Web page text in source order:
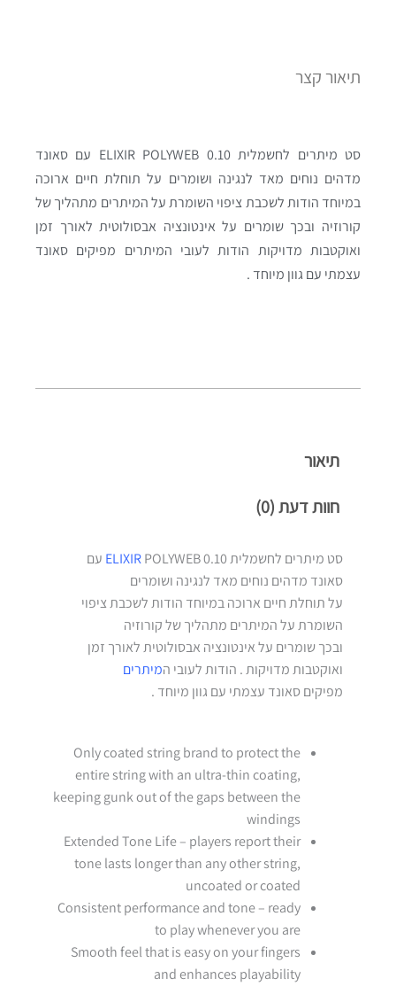
תיאור קצר
סט מיתרים לחשמלית ELIXIR POLYWEB 0.10 עם סאונד
מדהים נוחים מאד לנגינה ושומרים על תוחלת חיים ארוכה
במיוחד הודות לשכבת ציפוי השומרת על המיתרים מתהליך של
קורוזיה ובכך שומרים על אינטונציה אבסולוטית לאורך זמן
ואוקטבות מדויקות הודות לעובי המיתרים מפיקים סאונד
עצמתי עם גוון מיוחד .
תיאור
חוות דעת (0)
סט מיתרים לחשמלית ELIXIR POLYWEB 0.10 עם
סאונד מדהים נוחים מאד לנגינה ושומרים
על תוחלת חיים ארוכה במיוחד הודות לשכבת ציפוי
השומרת על המיתרים מתהליך של קורוזיה
ובכך שומרים על אינטונציה אבסולוטית לאורך זמן
ואוקטבות מדויקות . הודות לעובי המיתרים
מפיקים סאונד עצמתי עם גוון מיוחד .
Only coated string brand to protect the
entire string with an ultra-thin coating,
keeping gunk out of the gaps between the
windings
Extended Tone Life – players report their
tone lasts longer than any other string,
uncoated or coated
Consistent performance and tone – ready
to play whenever you are
Smooth feel that is easy on your fingers
and enhances playability